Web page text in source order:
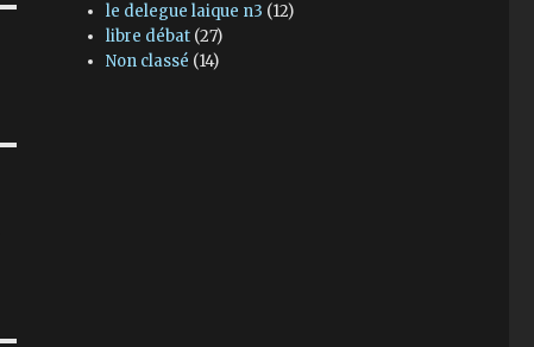
le delegue laique n3 (12)
libre débat (27)
Non classé (14)